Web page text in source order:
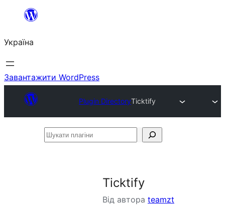
Перейти
вмісту
Україна
Завантажити WordPress
Plugin DirectoryTicktify
Шукати
Ticktify
Від автора teamzt